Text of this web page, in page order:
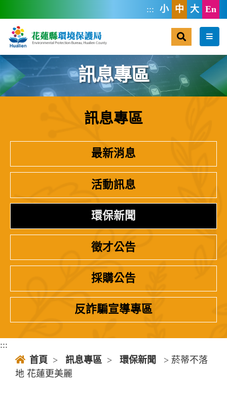
::: 小 中 大 En
選單
訊息專區
訊息專區
最新消息
活動訊息
環保新聞
徵才公告
採購公告
反詐騙宣導專區
:::
首頁 > 訊息專區 > 環保新聞
> 菸蒂不落
地 花蓮更美麗